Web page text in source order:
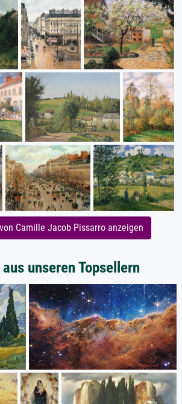
Camille Jacob Pissarro anzeigen
unseren Topsellern